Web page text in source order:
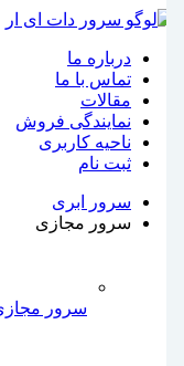
درباره ما
تماس با ما
مقالات
نمایندگی فروش
ناحیه کاربری
ثبت‌ نام
سرور ابری
سرور مجازی
سرور